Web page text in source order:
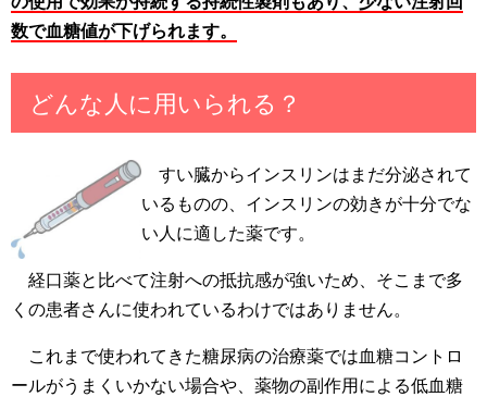
数で血糖値が下げられます。
どんな人に用いられる？
すい臓からインスリンはまだ分泌されて
いるものの、インスリンの効きが十分でな
い人に適した薬です。
経口薬と比べて注射への抵抗感が強いため、そこまで多
くの患者さんに使われているわけではありません。
これまで使われてきた糖尿病の治療薬では血糖コントロ
ールがうまくいかない場合や、薬物の副作用による低血糖